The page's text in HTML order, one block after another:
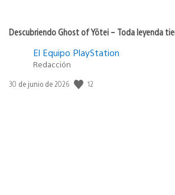
Descubriendo Ghost of Yōtei – Toda leyenda
El Equipo PlayStation
Redacción
Fecha
30 de junio de 2026 12